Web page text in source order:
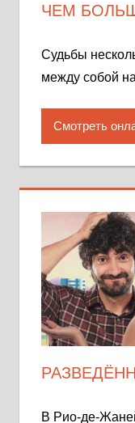
ЧЕМ
Судьбы
между собой
Смотреть
В Рио-де-